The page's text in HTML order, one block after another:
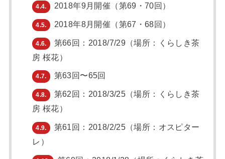
4.4. 2018年9月開催（第69・70回）
4.5. 2018年8月開催（第67・68回）
4.6.
第66回：2018/7/29（場所：くらしき茶
房 桜花）
4.7. 第63回〜65回
4.8.
第62回：2018/3/25（場所：くらしき茶
房 桜花）
4.9.
第61回：2018/2/25（場所：オスピター
レ）